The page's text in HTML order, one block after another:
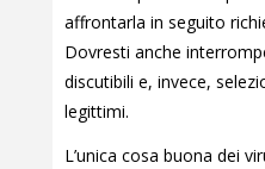
affrontarla in seguito
Dovresti anche
discutibili e, invece,
legittimi.
L’unica cosa buona dei